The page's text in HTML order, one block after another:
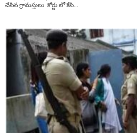
చేసిన గ్రామస్తులు కోర్టు లో కేసి...